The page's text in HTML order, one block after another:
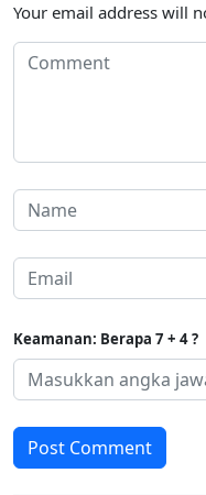
Your email address will
Keamanan: Berapa 7 + 4 ?
Post Comment